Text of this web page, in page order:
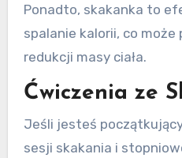
Ponadto, skakanka to
spalanie kalorii, co może
redukcji masy ciała.
Ćwiczenia ze
Jeśli jesteś
sesji skakania i